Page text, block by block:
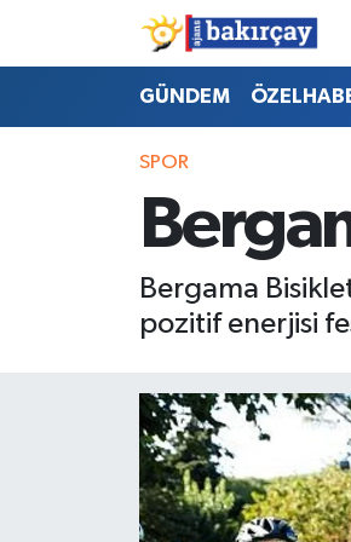
GÜNDEM
SPOR
Bergama
pozitif enerjisi
İzmir Nöbetçi Eczaneler
İzmir Hava Durumu
İzmir Namaz Vakitleri
İzmir Trafik Yoğunluk Haritası
Süper Lig Puan Durumu ve
Tüm Manşetler
Son Dakika Haberleri
Haber Arşivi